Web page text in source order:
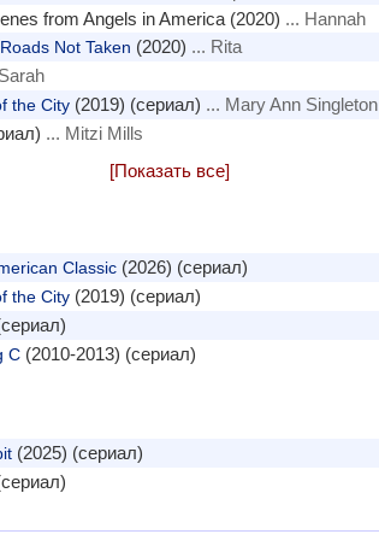
from Angels in America (2020) ... Hannah
Not Taken (2020) ... Rita
the City(2019) (сериал) ... Mary Ann Singleton
... Mitzi Mills
[Показать все]
Classic(2026) (сериал)
the City(2019) (сериал)
C(2010-2013) (сериал)
(2025) (сериал)